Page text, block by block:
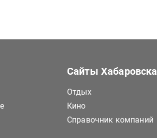
Сайты Хабаровска
Отдых
Кино
Справочник компаний